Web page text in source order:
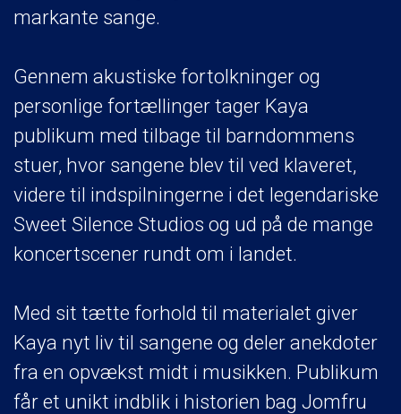
markante sange.
Gennem akustiske fortolkninger og
personlige fortællinger tager Kaya
publikum med tilbage til barndommens
stuer, hvor sangene blev til ved klaveret,
videre til indspilningerne i det legendariske
Sweet Silence Studios og ud på de mange
koncertscener rundt om i landet.
Med sit tætte forhold til materialet giver
Kaya nyt liv til sangene og deler anekdoter
fra en opvækst midt i musikken. Publikum
får et unikt indblik i historien bag Jomfru